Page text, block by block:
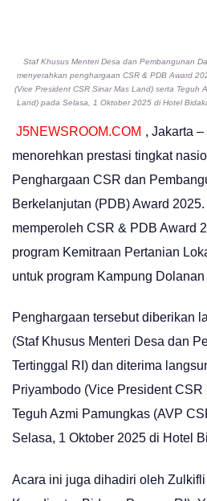
Staf Khusus Menteri Desa dan Pembangunan
menyerahkan penghargaan CSR & PDB Award
(Vice President CSR Sinar Mas Land) serta Teguh
Land) pada Selasa, 1 Oktober 2025 di Hotel
J5NEWSROOM.COM , Jakarta
menorehkan prestasi tingkat
Penghargaan CSR dan
Berkelanjutan (PDB) Award
memperoleh CSR & PDB Award
program Kemitraan Pertanian
untuk program Kampung
Penghargaan tersebut diberikan
(Staf Khusus Menteri Desa dan
Tertinggal RI) dan diterima
Priyambodo (Vice President CSR
Teguh Azmi Pamungkas (AVP
Selasa, 1 Oktober 2025 di Hotel
Acara ini juga dihadiri oleh